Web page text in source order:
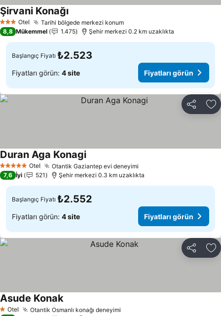
3 YıldızOtel Tarihi bölgede merkezi konumFiyatları görün
Şirvani KonağıFiyatları görün
8,8 Mükemmel 1.475 Şehir merkezi 0.2 km uzaklıkta
Başlangıç Fiyatı ₺2.523
Fiyatları görün: 4 site Fiyatları görün
Paylaş
5 Yıldız Otel Otantik Gaziantep evi deneyimi
Duran Aga KonagiFiyatları görün
7,6 İyi 521 Şehir merkezi 0.3 km uzaklıkta
Başlangıç Fiyatı ₺2.552
Fiyatları görün: 4 site Fiyatları görün
Paylaş
1 Yıldız
Otel Otantik Osmanlı konağı deneyimi
Asude KonakFiyatları görün